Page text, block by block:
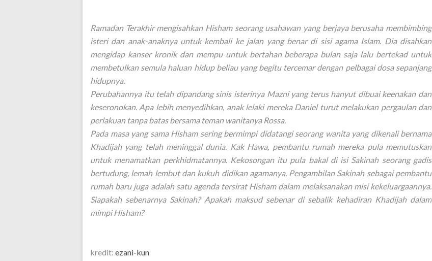
Ramadan Terakhir mengisahkan Hisham seorang usahawan yang berjaya berusaha membimbing
isteri dan anak-anaknya untuk kembali ke jalan yang benar di sisi agama Islam. Dia disahkan
mengidap kanser kronik dan mempu untuk bertahan beberapa bulan saja lalu bertekad untuk
membetulkan semula haluan hidup beliau yang begitu tercemar dengan pelbagai dosa sepanjang
hidupnya.
Perubahannya itu telah dipandang sinis isterinya Mazni yang terus hanyut dibuai keenakan dan
keseronokan. Apa lebih menyedihkan, anak lelaki mereka Daniel turut melakukan pergaulan dan
perlakuan tanpa batas bersama teman wanitanya Rossa.
Pada masa yang sama Hisham sering bermimpi didatangi seorang wanita yang dikenali bernama
Khadijah yang telah meninggal dunia. Kak Hawa, pembantu rumah mereka pula memutuskan
untuk menamatkan perkhidmatannya. Kekosongan itu pula bakal di isi Sakinah seorang gadis
bertudung, lemah lembut dan kukuh didikan agamanya. Pengambilan Sakinah sebagai pembantu
rumah baru juga adalah satu agenda tersirat Hisham dalam melaksanakan misi kekeluargaannya.
Siapakah sebenarnya Sakinah? Apakah maksud sebenar di sebalik kehadiran Khadijah dalam
mimpi Hisham?
kredit: ezani-kun